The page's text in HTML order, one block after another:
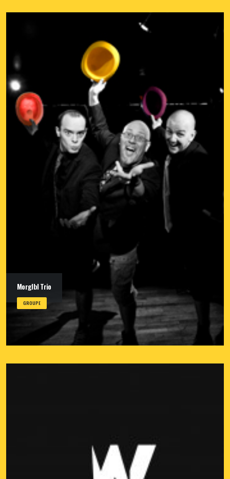
Rack'am le 28 janvier 2017 (4'20-5'55)
Wax'in - révélation Jazz Magazine
Le disque de Wax'in est Révélation Jazz Magazine -
Wax'in - chronique du disque pour hardrock
haven
Chronique (en anglais) du disque Wax'in par lHardrock
Wax'in - photoreportage dans citizen jazz
Photoreportage de Wax'in réalisé par Laurent Poiget
Morglbl Trio
GROUPE